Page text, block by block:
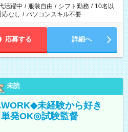
活躍中 / 服装自由 / シフト勤務 / 10名以
応なし / パソコンスキル不要
応募する 詳細へ
未読
未経験から好き
発OK◎試験監督